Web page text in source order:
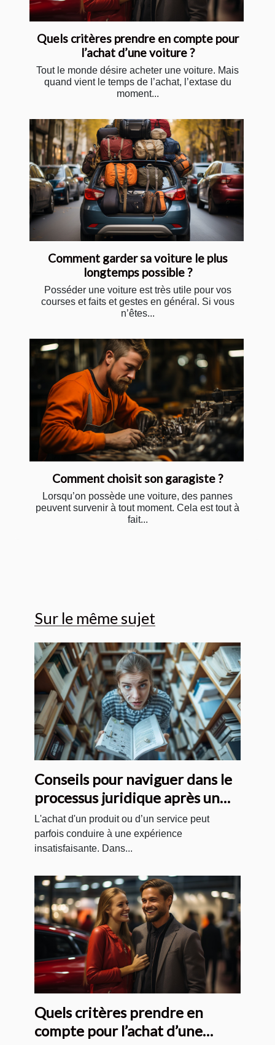
Quels critères prendre en compte pour
l’achat d’une voiture ?
Tout le monde désire acheter une voiture. Mais
quand vient le temps de l’achat, l’extase du
moment...
Comment garder sa voiture le plus
longtemps possible ?
Posséder une voiture est très utile pour vos
courses et faits et gestes en général. Si vous
n’êtes...
Comment choisit son garagiste ?
Lorsqu’on possède une voiture, des pannes
peuvent survenir à tout moment. Cela est tout à
fait...
Sur le même sujet
Conseils pour naviguer dans le
processus juridique après un
achat insatisfaisant
L'achat d'un produit ou d’un service peut
parfois conduire à une expérience
insatisfaisante. Dans...
Quels critères prendre en
compte pour l’achat d’une